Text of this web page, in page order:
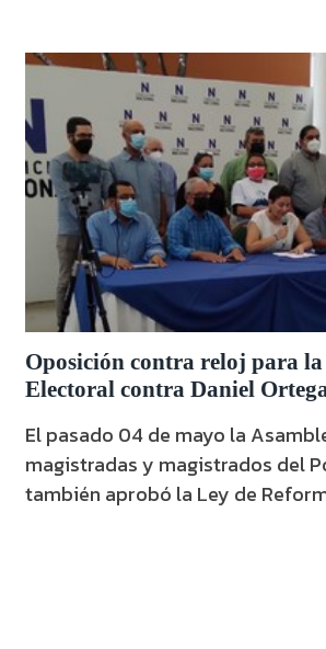
Rica, Estados Unidos, Paraguay y Perú. En la
de la sesión, Luis Alvarado
de Daniel Ortega, expresó …
Oposición contra reloj para
Electoral contra Daniel
El pasado 04 de mayo la
magistradas y magistrados del
también aprobó la Ley de